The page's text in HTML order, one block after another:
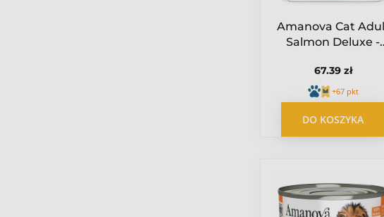
Amanova Cat
Salmon Deluxe -
67.39 zł
+67 pkt
DO KOSZYKA